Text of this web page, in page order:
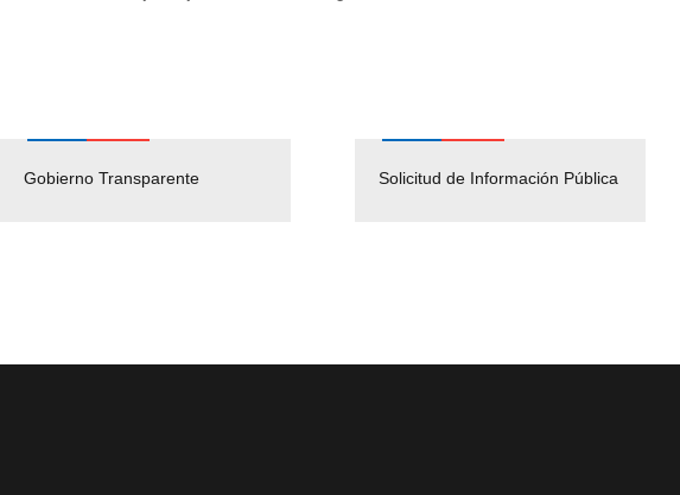
Gobierno Transparente Solicitud de Información Pública
Pago Proveedores
Empleos Públicos